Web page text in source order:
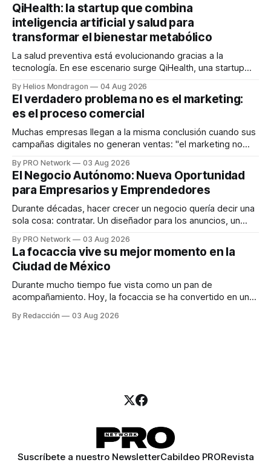
QiHealth: la startup que combina
inteligencia artificial y salud para
transformar el bienestar metabólico
La salud preventiva está evolucionando gracias a la
tecnología. En ese escenario surge QiHealth, una startup
dispositivos inteligentes, inteligencia artificial y monitoreo
en tiempo real para ayudar a las personas a tomar mejores
decisiones sobre su salud metabólica. Su propuesta busca
responder
By Helios Mondragon 04 Aug 2026
El verdadero problema no es el marketing:
es el proceso comercial
Muchas empresas llegan a la misma conclusión cuando sus
campañas digitales no generan ventas: "el marketing no
INTERIUS, el problema suele estar en otro lugar. Durante
una entrevista para el podcast SER PRO, el especialista en
marketing digital explicó que
By PRO Network 03 Aug 2026
El Negocio Autónomo: Nueva Oportunidad
para Empresarios y Emprendedores
Durante décadas, hacer crecer un negocio quería decir una
sola cosa: contratar. Un diseñador para los anuncios, un
para los textos, alguien que supiera de publicidad digital
para encontrar prospectos, un vendedor para atender
llamadas y mensajes, y —con suerte— una persona
By PRO Network 03 Aug 2026
La focaccia vive su mejor momento en la
Ciudad de México
Durante mucho tiempo fue vista como un pan de
acompañamiento. Hoy, la focaccia se ha convertido en uno
artesanal, ingredientes de calidad y experiencias que
By Redacción 03 Aug 2026
Suscríbete a nuestro NewsletterCabildeo PRORevista